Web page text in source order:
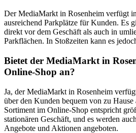
Der MediaMarkt in Rosenheim verfügt
ausreichend Parkplätze für Kunden. Es
direkt vor dem Geschäft als auch in
Parkflächen. In Stoßzeiten kann es
Bietet der MediaMarkt in
Online-Shop an?
Ja, der MediaMarkt in Rosenheim
über den Kunden bequem von zu
Sortiment im Online-Shop entspricht
stationären Geschäft, und es werden
Angebote und Aktionen angeboten.